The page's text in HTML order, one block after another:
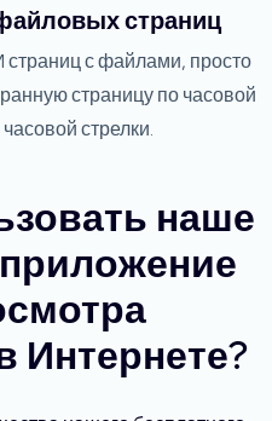
страниц
страниц с файлами, просто
страницу по часовой
стрелки.
наше
Интернете?